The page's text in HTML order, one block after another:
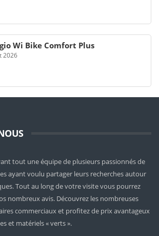
Wi Bike Comfort Plus
2026
tout une équipe de plusieurs passionnés de
ayant voulu partager leurs recherches autour
Tout au long de votre visite vous pourrez
nombreux avis. Découvrez les nombreuses
commerciaux et profitez de prix avantageux
et matériels « verts ».